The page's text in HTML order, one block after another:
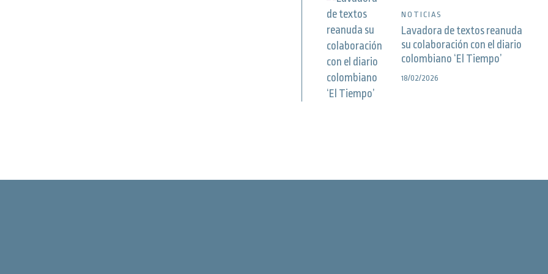
NOTICIAS
Lavadora de textos reanuda
su colaboración con el diario
colombiano ‘El Tiempo’
18/02/2026